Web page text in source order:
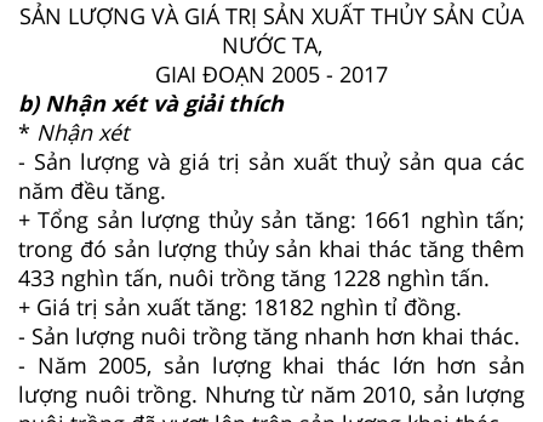
SẢN LƯỢNG VÀ GIÁ TRỊ SẢN XUẤT THỦY SẢN CỦA
NƯỚC TA,
GIAI ĐOẠN 2005 - 2017
b) Nhận xét và giải thích
* Nhận xét
- Sản lượng và giá trị sản xuất thuỷ sản qua các
năm đều tăng.
+ Tổng sản lượng thủy sản tăng: 1661 nghìn tấn;
trong đó sản lượng thủy sản khai thác tăng thêm
433 nghìn tấn, nuôi trồng tăng 1228 nghìn tấn.
+ Giá trị sản xuất tăng: 18182 nghìn tỉ đồng.
- Sản lượng nuôi trồng tăng nhanh hơn khai thác.
- Năm 2005, sản lượng khai thác lớn hơn sản
lượng nuôi trồng. Nhưng từ năm 2010, sản lượng